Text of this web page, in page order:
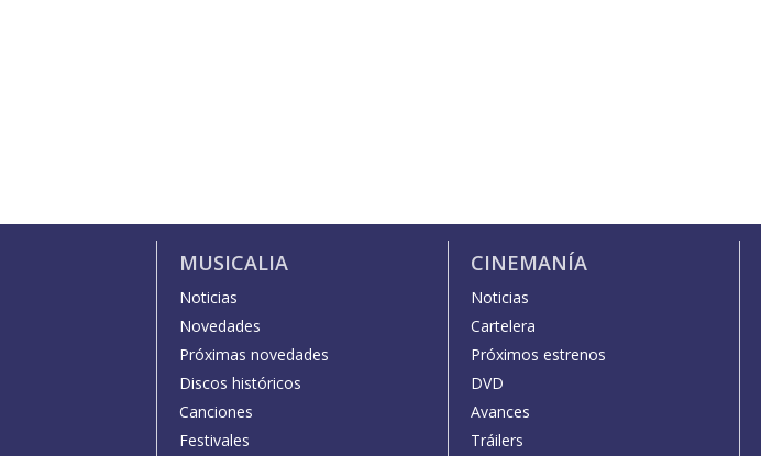
MUSICALIA
Noticias
Novedades
Próximas novedades
Discos históricos
Canciones
Festivales
CINEMANÍA
Noticias
Cartelera
Próximos estrenos
DVD
Avances
Tráilers